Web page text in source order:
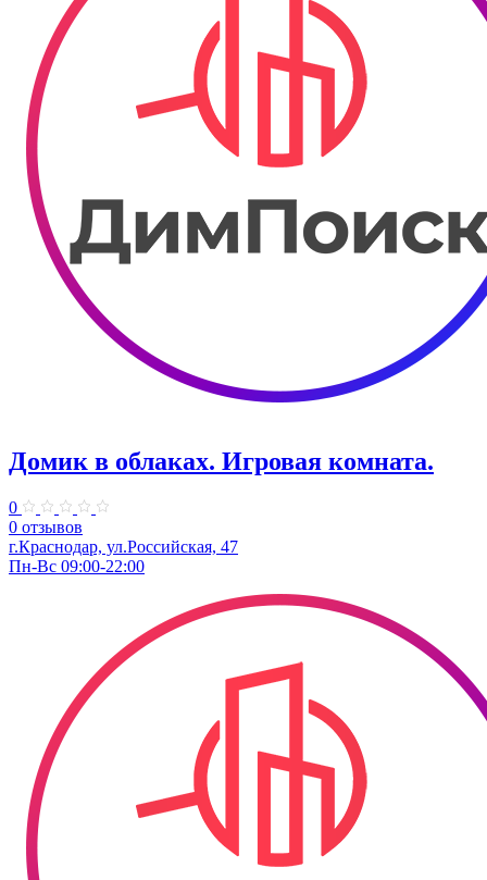
Домик в облаках. ​Игровая комната.
0
0 отзывов
г.Краснодар, ул.​Российская, 47
Пн-Вс 09:00-22:00